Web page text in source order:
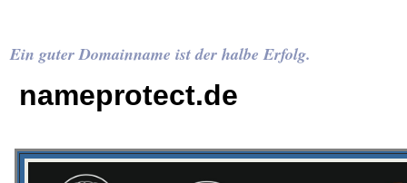
Ein guter Domainname ist der halbe Erfolg.
nameprotect.de